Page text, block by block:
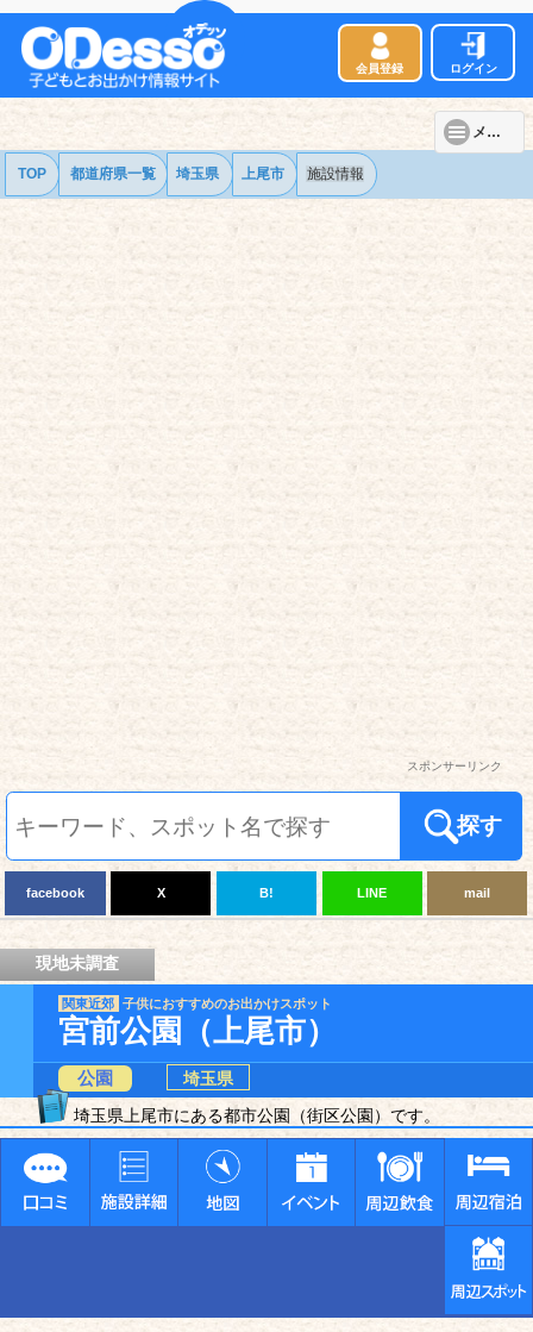
会員登録 ログイン
メニュー
TOP 都道府県一覧 埼玉県 上尾市 施設情報
スポンサーリンク
探す
facebook X B! LINE mail
現地未調査
関東近郊 子供におすすめのお出かけスポット
宮前公園（上尾市）
公園
埼玉県
埼玉県上尾市にある都市公園（街区公園）です。